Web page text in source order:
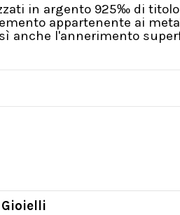
in argento 925‰ di
appartenente ai
anche l'annerimento